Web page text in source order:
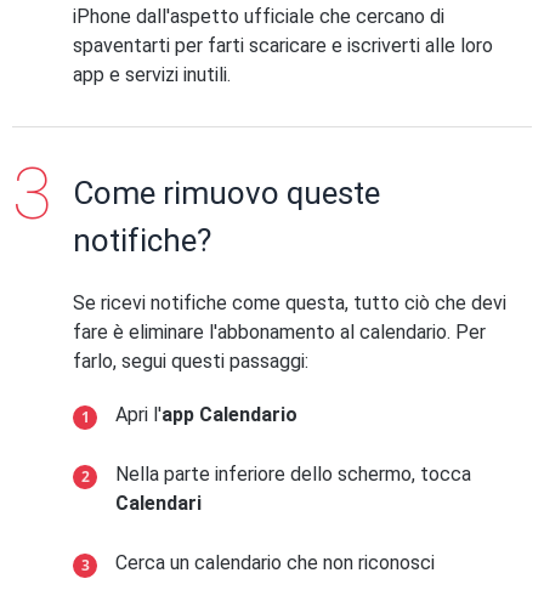
iPhone dall'aspetto ufficiale che cercano di
spaventarti per farti scaricare e iscriverti alle loro
app e servizi inutili.
Come rimuovo queste
notifiche?
Se ricevi notifiche come questa, tutto ciò che devi
fare è eliminare l'abbonamento al calendario. Per
farlo, segui questi passaggi:
Apri l'app Calendario
Nella parte inferiore dello schermo, tocca
Calendari
Cerca un calendario che non riconosci